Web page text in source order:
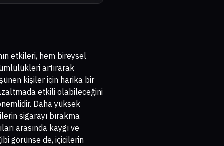
etkileri, hem bireysel
artırarak
kişiler için harika bir
etkili olabileceğini
Daha yüksek
sigarayı bırakma
arasında kaygı ve
görünse de, içicilerin